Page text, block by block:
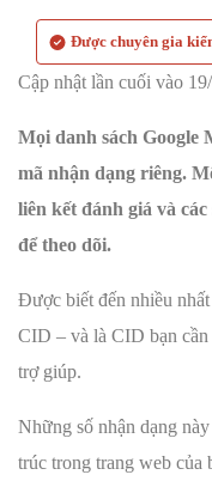
Được chuyên gia
Cập nhật lần cuối vào
Mọi danh sách Google
mã nhận dạng riêng.
liên kết đánh giá và
để theo dõi.
Được biết đến nhiều nhất
CID – và là CID bạn cần
trợ giúp.
Những số nhận dạng
trúc trong trang web của